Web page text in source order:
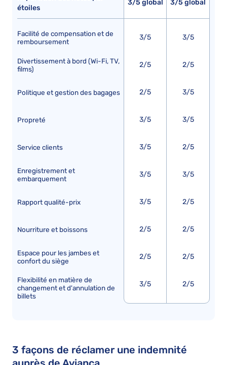
étoiles
Facilité de compensation et de
remboursement
Divertissement à bord (Wi-Fi, TV,
films)
Politique et gestion des bagages
Propreté
Service clients
Enregistrement et
embarquement
Rapport qualité-prix
Nourriture et boissons
Espace pour les jambes et
confort du siège
Flexibilité en matière de
changement et d'annulation de
billets
3/5 global
3/5
2/5
2/5
3/5
3/5
3/5
3/5
2/5
2/5
3/5
3/5 global
3/5
2/5
3/5
3/5
2/5
3/5
2/5
2/5
2/5
2/5
3 façons de réclamer une indemnité